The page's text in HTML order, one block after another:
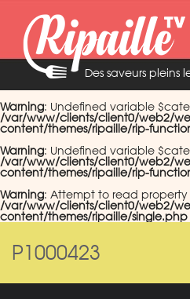
Des saveurs pleins
Warning: Undefined variable
/var/www/clients/client0/web2/
content/themes/ripaille/rip-
Warning: Undefined variable
/var/www/clients/client0/web2/
content/themes/ripaille/rip-
Warning: Attempt to read property
/var/www/clients/client0/web2/
content/themes/ripaille/single.php
P1000423